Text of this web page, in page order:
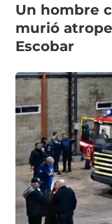
Un hombre
murió
Escobar